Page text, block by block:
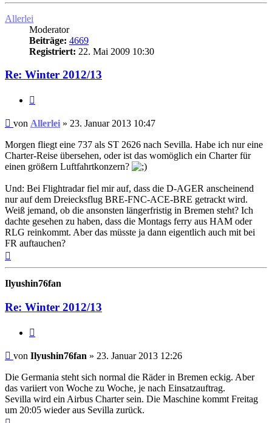
Allerlei
Moderator
Beiträge: 4669
Registriert: 22. Mai 2009 10:30
Re: Winter 2012/13
Ungelesener
von Allerlei » 23. Januar 2013 10:47
Morgen fliegt eine 737 als ST 2626 nach Sevilla. Habe ich nur eine
Charter-Reise übersehen, oder ist das womöglich ein Charter für
einen größern Luftfahrtkonzern?
Und: Bei Flightradar fiel mir auf, dass die D-AGER anscheinend
nur auf dem Dreiecksflug BRE-FNC-ACE-BRE getrackt wird.
Weiß jemand, ob die ansonsten längerfristig in Bremen steht? Ich
dachte gesehen zu haben, dass die Montags ferry aus HAM oder
RLG reinkommt. Aber das müsste ja dann eigentlich auch mit bei
FR auftauchen?
Ilyushin76fan
Re: Winter 2012/13
Ungelesener
Beitrag
von Ilyushin76fan » 23. Januar 2013 12:26
Die Germania steht sich normal die Räder in Bremen eckig. Aber
das variiert von Woche zu Woche, je nach Einsatzauftrag.
Sevilla wird ein Airbus Charter sein. Die Maschine kommt Freitag
um 20:05 wieder aus Sevilla zurück.